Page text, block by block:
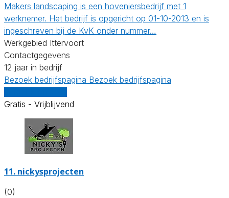
Makers landscaping is een hoveniersbedrijf met 1
werknemer. Het bedrijf is opgericht op 01-10-2013 en is
ingeschreven bij de KvK onder nummer…
Werkgebied Ittervoort
Contactgegevens
12 jaar in bedrijf
Bezoek bedrijfspagina Bezoek bedrijfspagina
Gratis - Vrijblijvend
11. nickysprojecten
(0)